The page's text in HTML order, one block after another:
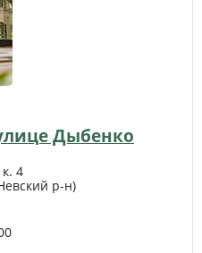
баланс между
Дыбенко
4
р-н)